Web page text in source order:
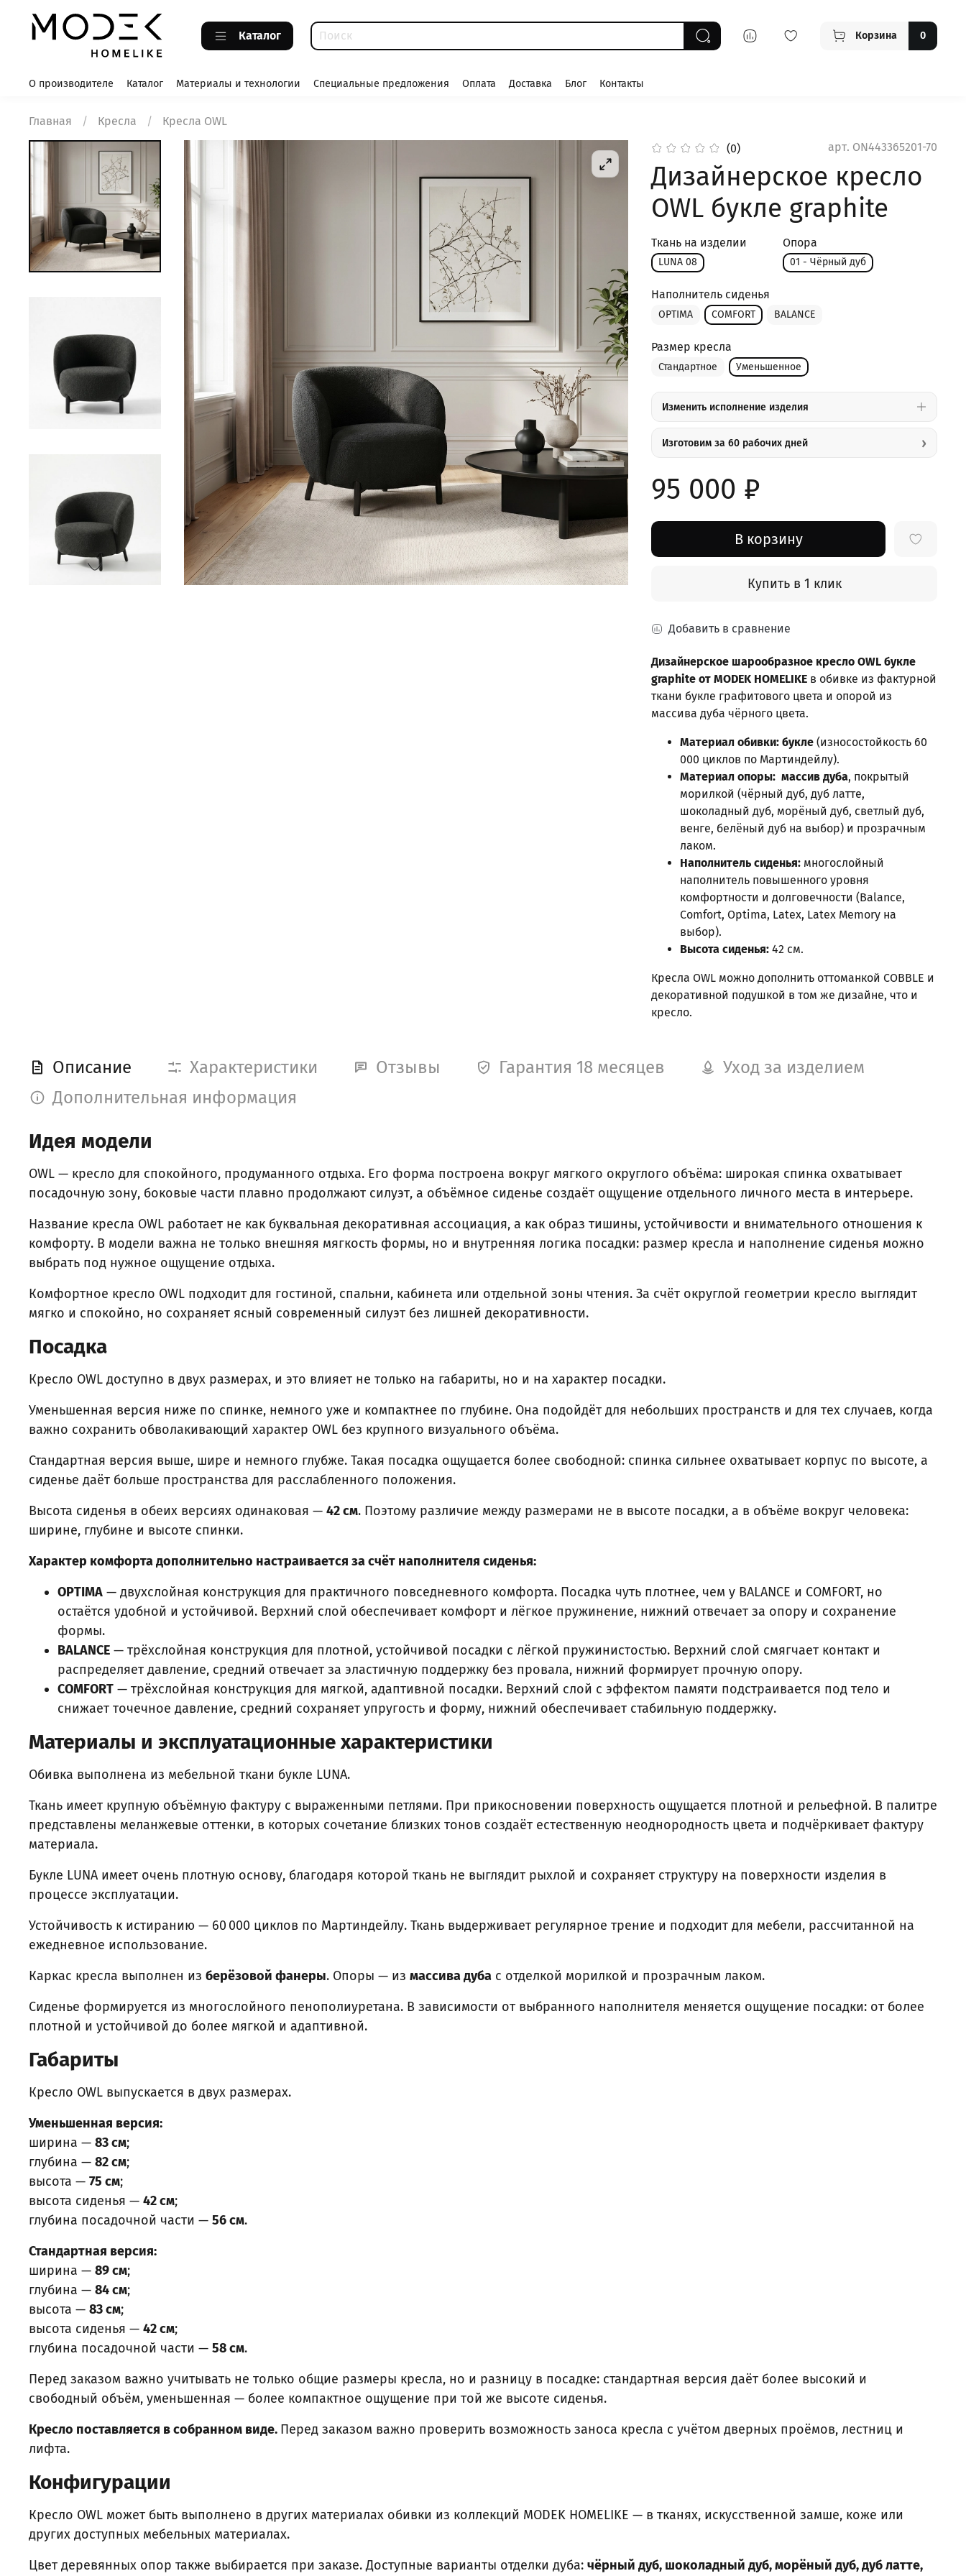
Каталог Корзина 0
О производителе Каталог Материалы и технологии Специальные предложения Оплата Доставка Блог Контакты
Главная Кресла
Кресла OWL
(0)
арт. ON443365201-70
Дизайнерское кресло
OWL букле graphite
Ткань на изделии
LUNA 08
Опора
01 - Чёрный дуб
Наполнитель сиденья
OPTIMA COMFORT BALANCE
Размер кресла
Стандартное Уменьшенное
Изменить исполнение изделия
Изготовим за 60 рабочих дней ›
95 000 ₽
В корзину
Купить в 1 клик
Добавить в сравнение
Дизайнерское шарообразное кресло OWL букле
graphite от MODEK HOMELIKE в обивке из фактурной
ткани букле графитового цвета и опорой из
массива дуба чёрного цвета.
Материал обивки: букле(износостойкость 60
000 циклов по Мартиндейлу).
Материал опоры: массив дуба, покрытый
морилкой (чёрный дуб, дуб латте,
шоколадный дуб, морёный дуб, светлый дуб,
венге, белёный дуб на выбор) и прозрачным
лаком.
Наполнитель сиденья: многослойный
наполнитель повышенного уровня
комфортности и долговечности (Balance,
Comfort, Optima, Latex, Latex Memory на
выбор).
Высота сиденья:42 см.
Кресла OWL можно дополнить оттоманкой COBBLE и
декоративной подушкой в том же дизайне, что и
кресло.
Описание Характеристики Отзывы Гарантия 18 месяцев
Уход за изделием
Дополнительная информация
Идея модели
OWL — кресло для спокойного, продуманного отдыха. Его форма построена вокруг мягкого округлого объёма: широкая спинка охватывает
посадочную зону, боковые части плавно продолжают силуэт, а объёмное сиденье создаёт ощущение отдельного личного места в интерьере.
Название кресла OWL работает не как буквальная декоративная ассоциация, а как образ тишины, устойчивости и внимательного отношения к
комфорту. В модели важна не только внешняя мягкость формы, но и внутренняя логика посадки: размер кресла и наполнение сиденья можно
выбрать под нужное ощущение отдыха.
Комфортное кресло OWL подходит для гостиной, спальни, кабинета или отдельной зоны чтения. За счёт округлой геометрии кресло выглядит
мягко и спокойно, но сохраняет ясный современный силуэт без лишней декоративности.
Посадка
Кресло OWL доступно в двух размерах, и это влияет не только на габариты, но и на характер посадки.
Уменьшенная версия ниже по спинке, немного уже и компактнее по глубине. Она подойдёт для небольших пространств и для тех случаев, когда
важно сохранить обволакивающий характер OWL без крупного визуального объёма.
Стандартная версия выше, шире и немного глубже. Такая посадка ощущается более свободной: спинка сильнее охватывает корпус по высоте, а
сиденье даёт больше пространства для расслабленного положения.
Высота сиденья в обеих версиях одинаковая — 42 см. Поэтому различие между размерами не в высоте посадки, а в объёме вокруг человека:
ширине, глубине и высоте спинки.
Характер комфорта дополнительно настраивается за счёт наполнителя сиденья:
OPTIMA — двухслойная конструкция для практичного повседневного комфорта. Посадка чуть плотнее, чем у BALANCE и COMFORT, но
остаётся удобной и устойчивой. Верхний слой обеспечивает комфорт и лёгкое пружинение, нижний отвечает за опору и сохранение
формы.
BALANCE — трёхслойная конструкция для плотной, устойчивой посадки с лёгкой пружинистостью. Верхний слой смягчает контакт и
распределяет давление, средний отвечает за эластичную поддержку без провала, нижний формирует прочную опору.
COMFORT — трёхслойная конструкция для мягкой, адаптивной посадки. Верхний слой с эффектом памяти подстраивается под тело и
снижает точечное давление, средний сохраняет упругость и форму, нижний обеспечивает стабильную поддержку.
Материалы и эксплуатационные характеристики
Обивка выполнена из мебельной ткани букле LUNA.
Ткань имеет крупную объёмную фактуру с выраженными петлями. При прикосновении поверхность ощущается плотной и рельефной. В палитре
представлены меланжевые оттенки, в которых сочетание близких тонов создаёт естественную неоднородность цвета и подчёркивает фактуру
материала.
Букле LUNA имеет очень плотную основу, благодаря которой ткань не выглядит рыхлой и сохраняет структуру на поверхности изделия в
процессе эксплуатации.
Устойчивость к истиранию — 60 000 циклов по Мартиндейлу. Ткань выдерживает регулярное трение и подходит для мебели, рассчитанной на
ежедневное использование.
Каркас кресла выполнен из берёзовой фанеры. Опоры — из массива дуба с отделкой морилкой и прозрачным лаком.
Сиденье формируется из многослойного пенополиуретана. В зависимости от выбранного наполнителя меняется ощущение посадки: от более
плотной и устойчивой до более мягкой и адаптивной.
Габариты
Кресло OWL выпускается в двух размерах.
Уменьшенная версия:
ширина — 83 см;
глубина — 82 см;
высота — 75 см;
высота сиденья — 42 см;
глубина посадочной части — 56 см.
Стандартная версия:
ширина — 89 см;
глубина — 84 см;
высота — 83 см;
высота сиденья — 42 см;
глубина посадочной части — 58 см.
Перед заказом важно учитывать не только общие размеры кресла, но и разницу в посадке: стандартная версия даёт более высокий и
свободный объём, уменьшенная — более компактное ощущение при той же высоте сиденья.
Кресло поставляется в собранном виде. Перед заказом важно проверить возможность заноса кресла с учётом дверных проёмов, лестниц и
лифта.
Конфигурации
Кресло OWL может быть выполнено в других материалах обивки из коллекций MODEK HOMELIKE — в тканях, искусственной замше, коже или
других доступных мебельных материалах.
Цвет деревянных опор также выбирается при заказе. Доступные варианты отделки дуба: чёрный дуб, шоколадный дуб, морёный дуб, дуб латте,